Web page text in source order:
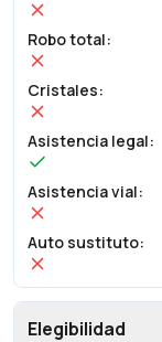
Robo total:
Cristales:
Asistencia legal:
Asistencia vial:
Auto sustituto:
Elegibilidad